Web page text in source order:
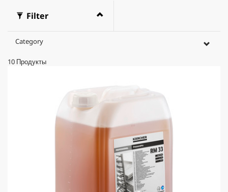
Filter
Category
10 Продукты